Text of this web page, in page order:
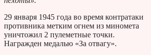
29 января 1945 года во время контратаки
противника метким огнем из миномета
уничтожил 2 пулеметные точки.
Награжден медалью «За отвагу».